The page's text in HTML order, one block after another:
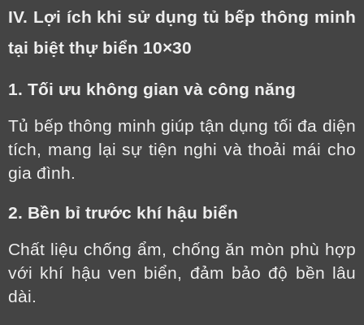
IV. Lợi ích khi sử dụng tủ bếp thông minh
tại biệt thự biển 10×30
1. Tối ưu không gian và công năng
Tủ bếp thông minh giúp tận dụng tối đa diện
tích, mang lại sự tiện nghi và thoải mái cho
gia đình.
2. Bền bỉ trước khí hậu biển
Chất liệu chống ẩm, chống ăn mòn phù hợp
với khí hậu ven biển, đảm bảo độ bền lâu
dài.